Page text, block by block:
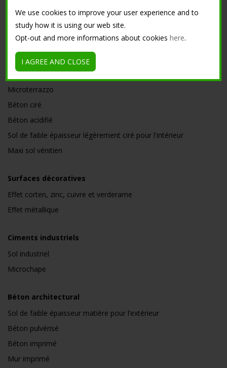
SOLUTIONS
Ciments créatifs de faible épaisseur
Ciment résine
Béton ciré à bas epaisseur pour intérieur
Microterrazzo
Béton ciré
Béton acidifié
Sol de faible épaisseur légèrement ciré pour l'intérieur
Maxi sol vénitien
Surfaces décoratives
Effet corten, zinc, cuivre et verderame
Effet métallique
Ciments industriels
Sol industriel
Microchape
Béton architectural
Sol de faible épaisseur matière pour l’extérieur
Béton pulvérisé
Béton imprimé
Mur imprimé
We use cookies to improve your user experience and to
study how it is using our web site.
Opt-out and more informations about cookieshere.
I AGREE AND CLOSE